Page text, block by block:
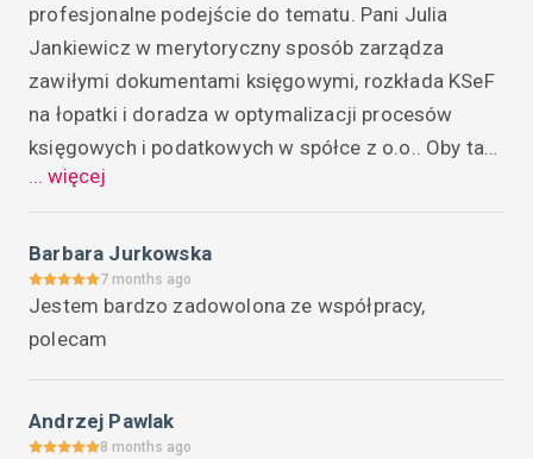
profesjonalne podejście do tematu. Pani Julia
Jankiewicz w merytoryczny sposób zarządza
zawiłymi dokumentami księgowymi, rozkłada KSeF
na łopatki i doradza w optymalizacji procesów
księgowych i podatkowych w spółce z o.o.. Oby tak
dalej!
... więcej
Barbara Jurkowska
7 months ago
Jestem bardzo zadowolona ze współpracy,
polecam
Andrzej Pawlak
8 months ago